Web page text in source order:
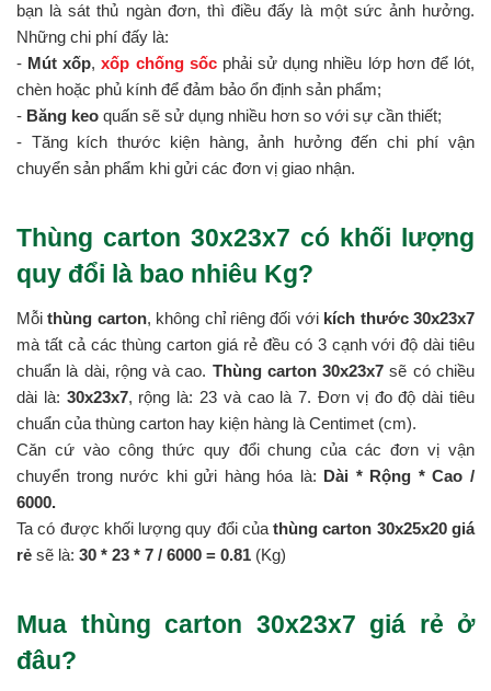
bạn là sát thủ ngàn đơn, thì điều đấy là một sức ảnh hưởng.
Những chi phí đấy là:
- Mút xốp,xốp chống sốcphải sử dụng nhiều lớp hơn để lót,
chèn hoặc phủ kính để đảm bảo ổn định sản phẩm;
- Băng keo quấn sẽ sử dụng nhiều hơn so với sự cần thiết;
- Tăng kích thước kiện hàng, ảnh hưởng đến chi phí vận
chuyển sản phẩm khi gửi các đơn vị giao nhận.
Thùng carton 30x23x7 có khối lượng
quy đổi là bao nhiêu Kg?
Mỗithùng carton, không chỉ riêng đối với kích thước 30x23x7
mà tất cả các thùng carton giá rẻ đều có 3 cạnh với độ dài tiêu
chuẩn là dài, rộng và cao. Thùng carton 30x23x7 sẽ có chiều
dài là: 30x23x7, rộng là: 23 và cao là 7. Đơn vị đo độ dài tiêu
chuẩn của thùng carton hay kiện hàng là Centimet (cm).
Căn cứ vào công thức quy đổi chung của các đơn vị vận
chuyển trong nước khi gửi hàng hóa là: Dài * Rộng * Cao /
6000.
Ta có được khối lượng quy đổi củathùng carton 30x25x20 giá
rẻ sẽ là: 30 * 23 * 7 / 6000 = 0.81 (Kg)
Mua thùng carton 30x23x7 giá rẻ ở
đâu?